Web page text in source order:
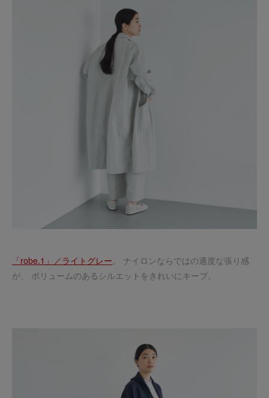
「robe.1」／ライトグレー。 ナイロンならではの適度な張り感
が、 ボリュームのあるシルエットをきれいにキープ。